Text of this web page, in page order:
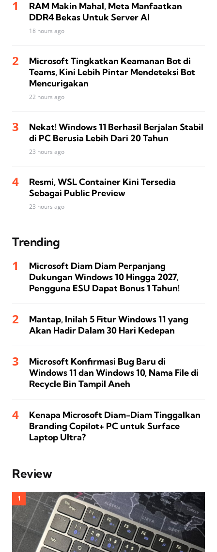
RAM Makin Mahal, Meta Manfaatkan
DDR4 Bekas Untuk Server AI
18 hours ago
Microsoft Tingkatkan Keamanan Bot di
Teams, Kini Lebih Pintar Mendeteksi Bot
Mencurigakan
22 hours ago
Nekat! Windows 11 Berhasil Berjalan Stabil
di PC Berusia Lebih Dari 20 Tahun
23 hours ago
Resmi, WSL Container Kini Tersedia
Sebagai Public Preview
23 hours ago
Trending
Microsoft Diam Diam Perpanjang
Dukungan Windows 10 Hingga 2027,
Pengguna ESU Dapat Bonus 1 Tahun!
Mantap, Inilah 5 Fitur Windows 11 yang
Akan Hadir Dalam 30 Hari Kedepan
Microsoft Konfirmasi Bug Baru di
Windows 11 dan Windows 10, Nama File di
Recycle Bin Tampil Aneh
Kenapa Microsoft Diam-Diam Tinggalkan
Branding Copilot+ PC untuk Surface
Laptop Ultra?
Review